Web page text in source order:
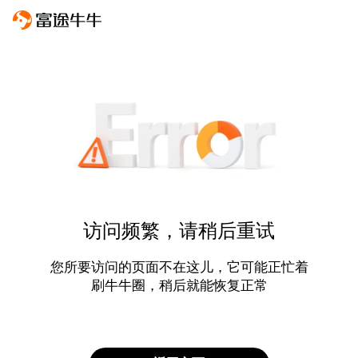
访问频繁，请稍后重试
您所要访问的页面不在这儿，它可能正忙着
刷牛牛圈，稍后就能恢复正常